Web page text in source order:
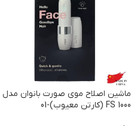
ماشین اصلاح موی صورت بانوان مدل
FS 1000 (کارتن معیوب)-01